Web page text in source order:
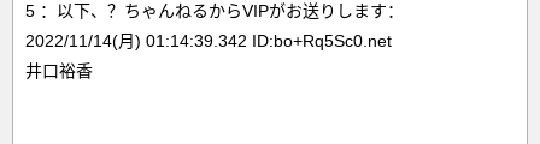
5 ：以下、？ちゃんねるからVIPがお送りします：
2022/11/14(月) 01:14:39.342 ID:bo+Rq5Sc0.net
井口裕香